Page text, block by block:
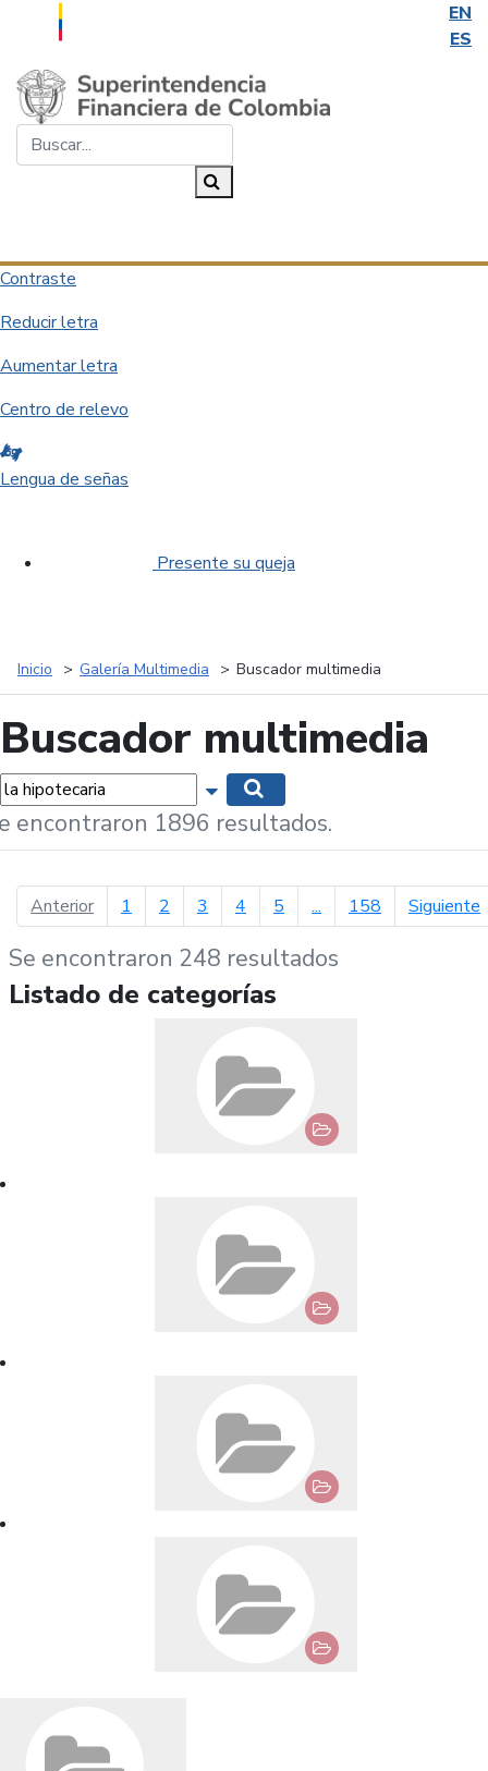
EN
ES
Saltar al contenido principal
Contraste
Reducir letra
Aumentar letra
Centro de relevo
Lengua de señas
Presente su queja
Inicio Galería Multimedia Buscador multimedia
Buscador multimedia
Mostrar opciones de búsqueda
encontraron 1896 resultados.
Anteriorpágina anterior
1 2 3 4 5 ... 158 Siguiente
Se encontraron 248 resultados
Listado de categorías